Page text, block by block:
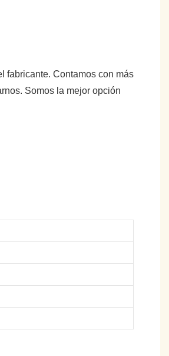
fabricante. Contamos con más
Somos la mejor opción